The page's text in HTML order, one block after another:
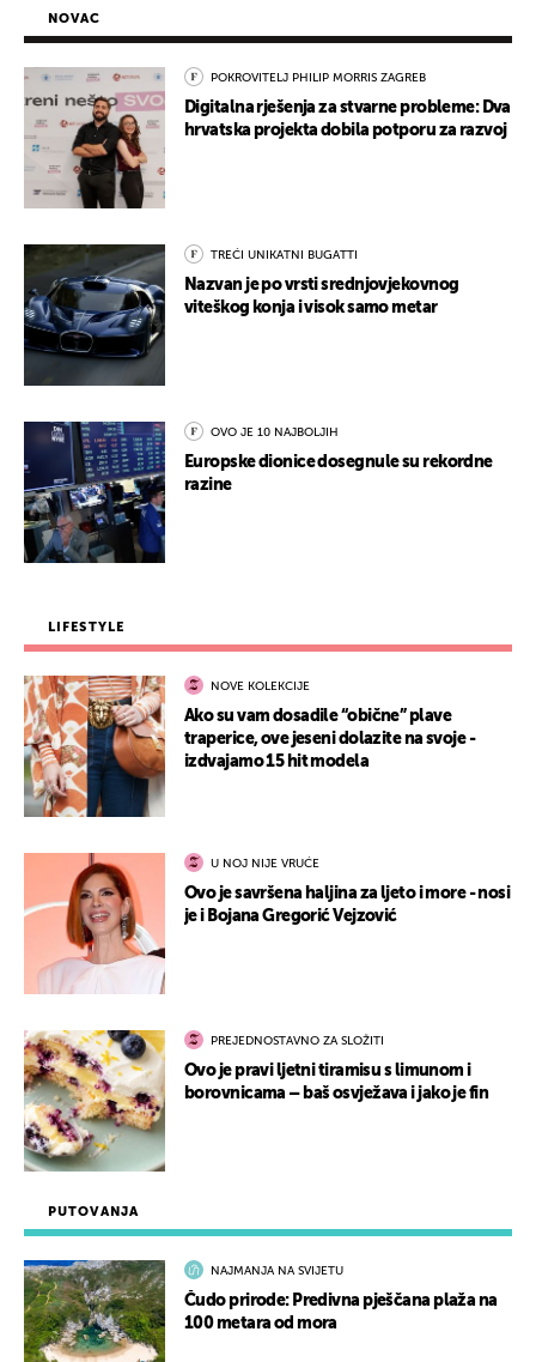
PUTOVANJA
NAJMANJA NA SVIJETU
Čudo prirode: Predivna pješčana plaža na
100 metara od mora
NOVAC
POKROVITELJ PHILIP MORRIS ZAGREB
Digitalna rješenja za stvarne probleme: Dva
hrvatska projekta dobila potporu za razvoj
TREĆI UNIKATNI BUGATTI
Nazvan je po vrsti srednjovjekovnog
viteškog konja i visok samo metar
OVO JE 10 NAJBOLJIH
Europske dionice dosegnule su rekordne
razine
LIFESTYLE
NOVE KOLEKCIJE
Ako su vam dosadile “obične” plave
traperice, ove jeseni dolazite na svoje -
izdvajamo 15 hit modela
U NOJ NIJE VRUĆE
Ovo je savršena haljina za ljeto i more - nosi
je i Bojana Gregorić Vejzović
PREJEDNOSTAVNO ZA SLOŽITI
Ovo je pravi ljetni tiramisu s limunom i
borovnicama – baš osvježava i jako je fin